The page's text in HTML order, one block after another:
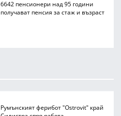
6642 пенсионери над 95 години
получават пенсия за стаж и възраст
Румънският ферибот "Ostrovit" край